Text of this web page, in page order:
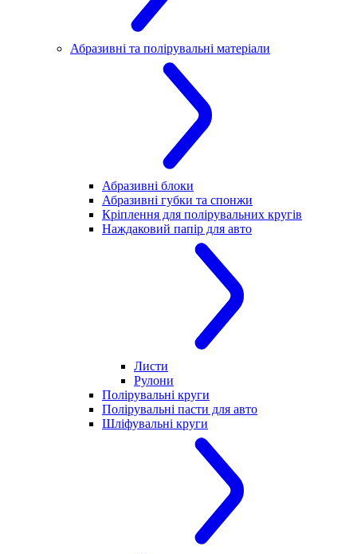
Абразивні та полірувальні матеріали
Абразивні блоки
Абразивні губки та спонжи
Кріплення для полірувальних кругів
Наждаковий папір для авто
Листи
Рулони
Полірувальні круги
Полірувальні пасти для авто
Шліфувальні круги